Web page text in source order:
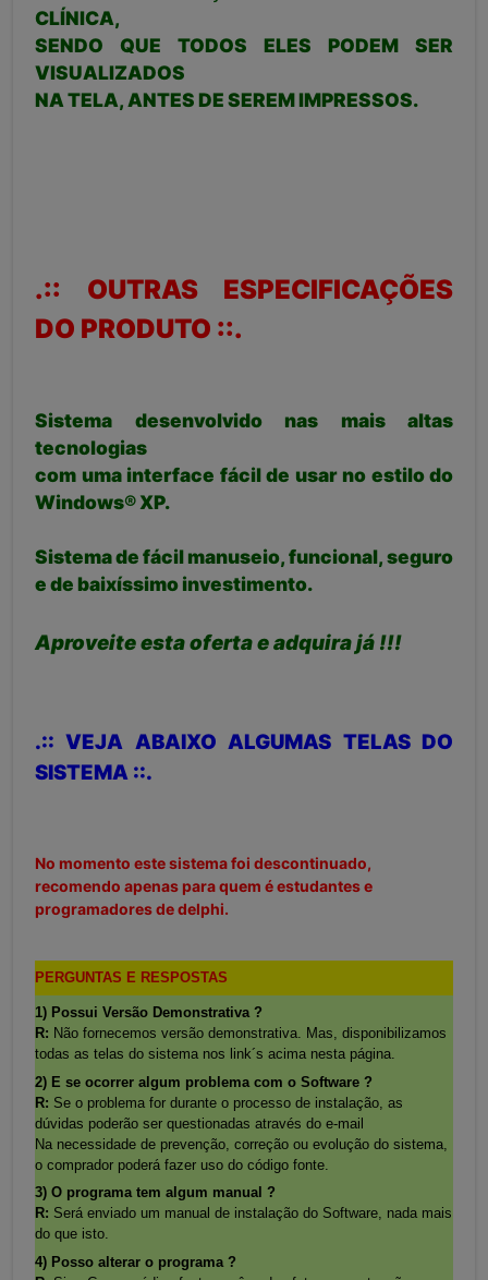
CLÍNICA,
SENDO QUE TODOS ELES PODEM SER
VISUALIZADOS
NA TELA, ANTES DE SEREM IMPRESSOS.
.:: OUTRAS ESPECIFICAÇÕES
DO PRODUTO ::.
Sistema desenvolvido nas mais altas
tecnologias
com uma interface fácil de usar no estilo do
Windows® XP.
Sistema de fácil manuseio, funcional, seguro
e de baixíssimo investimento.
Aproveite esta oferta e adquira já !!!
.:: VEJA ABAIXO ALGUMAS TELAS DO
SISTEMA ::.
No momento este sistema foi descontinuado,
recomendo apenas para quem é estudantes e
programadores de delphi.
PERGUNTAS E RESPOSTAS
1) Possui Versão Demonstrativa ?
R: Não fornecemos versão demonstrativa. Mas, disponibilizamos
todas as telas do sistema nos link´s acima nesta página.
2) E se ocorrer algum problema com o Software ?
R: Se o problema for durante o processo de instalação, as
dúvidas poderão ser questionadas através do e-mail
Na necessidade de prevenção, correção ou evolução do sistema,
o comprador poderá fazer uso do código fonte.
3) O programa tem algum manual ?
R: Será enviado um manual de instalação do Software, nada mais
do que isto.
4) Posso alterar o programa ?